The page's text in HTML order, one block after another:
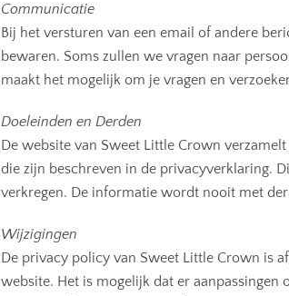
Communicatie
Bij het versturen van een email of andere
bewaren. Soms zullen we vragen naar
maakt het mogelijk om je vragen en
Doeleinden en Derden
De website van Sweet Little Crown
die zijn beschreven in de privacyverklaring.
verkregen. De informatie wordt nooit met
Wijzigingen
De privacy policy van Sweet Little Crown is
website. Het is mogelijk dat er